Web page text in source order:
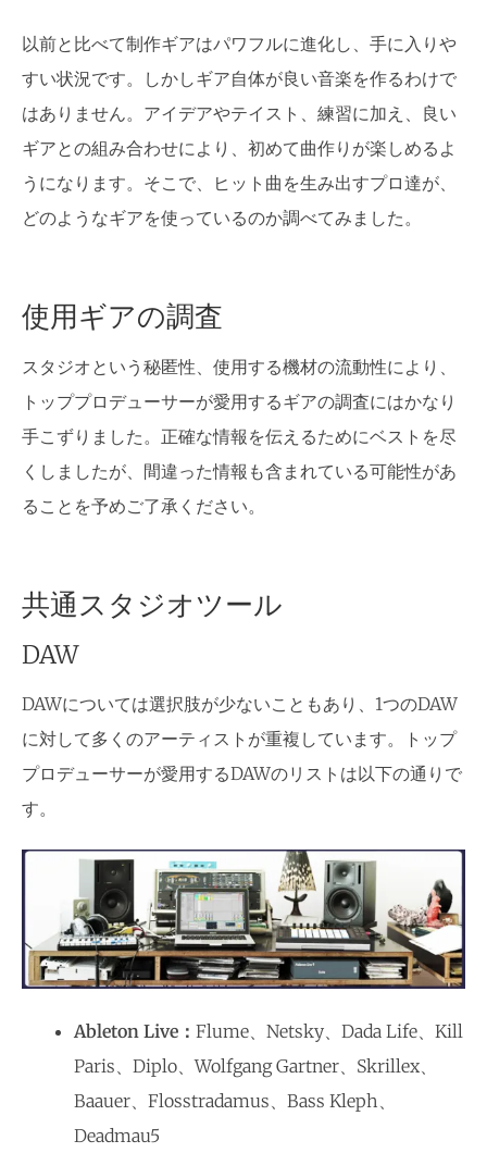
以前と比べて制作ギアはパワフルに進化し、手に入りや
すい状況です。しかしギア自体が良い音楽を作るわけで
はありません。アイデアやテイスト、練習に加え、良い
ギアとの組み合わせにより、初めて曲作りが楽しめるよ
うになります。そこで、ヒット曲を生み出すプロ達が、
どのようなギアを使っているのか調べてみました。
使用ギアの調査
スタジオという秘匿性、使用する機材の流動性により、
トッププロデューサーが愛用するギアの調査にはかなり
手こずりました。正確な情報を伝えるためにベストを尽
くしましたが、間違った情報も含まれている可能性があ
ることを予めご了承ください。
共通スタジオツール
DAW
DAWについては選択肢が少ないこともあり、1つのDAW
に対して多くのアーティストが重複しています。トップ
プロデューサーが愛用するDAWのリストは以下の通りで
す。
Ableton Live： Flume、Netsky、Dada Life、Kill
Paris、Diplo、Wolfgang Gartner、Skrillex、
Baauer、Flosstradamus、Bass Kleph、
Deadmau5